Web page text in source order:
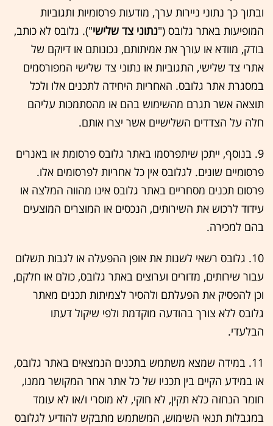
ובתוך כך נתוני ניירות ערך, מודעות פרסומיות ותגוביות
המופיעות באתר גלובס ("נתוני צד שלישי"). גלובס לא כותב,
בודק, מוודא או עורך את אמיתותם, נכונותם או דיוקם של
אתרי צד שלישי, התגוביות או נתוני צד שלישי המפורסמים
במסגרת אתר גלובס. האחריות היחידה לתכנים אלו ולכל
תוצאה אשר תגרם מהשימוש בהם או מהסתמכות עליהם
חלה על הצדדים השלישיים אשר יצרו אותם.
9. בנוסף, ייתכן שיתפרסמו באתר גלובס פרסומת או באנרים
פרסומיים שונים. לגלובס אין כל אחריות לפרסומים אלו.
פרסום תכנים מסחריים באתר גלובס אינו מהווה המלצה או
עידוד לרכוש את השירותים, הנכסים או המוצרים המוצעים
בהם למכירה.
10. גלובס רשאי לשנות את אופן ההפעלה או לגבות תשלום
עבור שירותים, מדורים וערוצים באתר גלובס, כולם או חלקם,
וכן להפסיק את הפעלתם ולהסיר לצמיתות תכנים מאתר
גלובס ללא צורך בהודעה מוקדמת ולפי שיקול דעתו
הבלעדי.
11. במידה שמצא משתמש בתכנים הנמצאים באתר גלובס,
או במידע הקיים בין תכניו של כל אתר אחר המקושר ממנו,
חומר הנחזה כלא תקין, לא חוקי, לא מוסרי ו/או לא עומד
במגבלות תנאי השימוש, המשתמש מתבקש להודיע לגלובס